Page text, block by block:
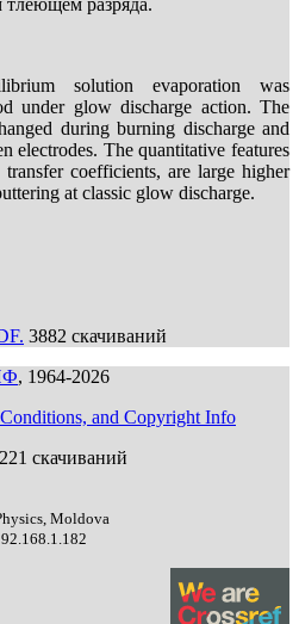
solution evaporation was
under glow discharge action. The
during burning discharge and
electrodes. The quantitative features
coefficients, are large higher
at classic glow discharge.
3882 скачиваний
, 1964-2026
and Copyright Info
скачиваний
Moldova